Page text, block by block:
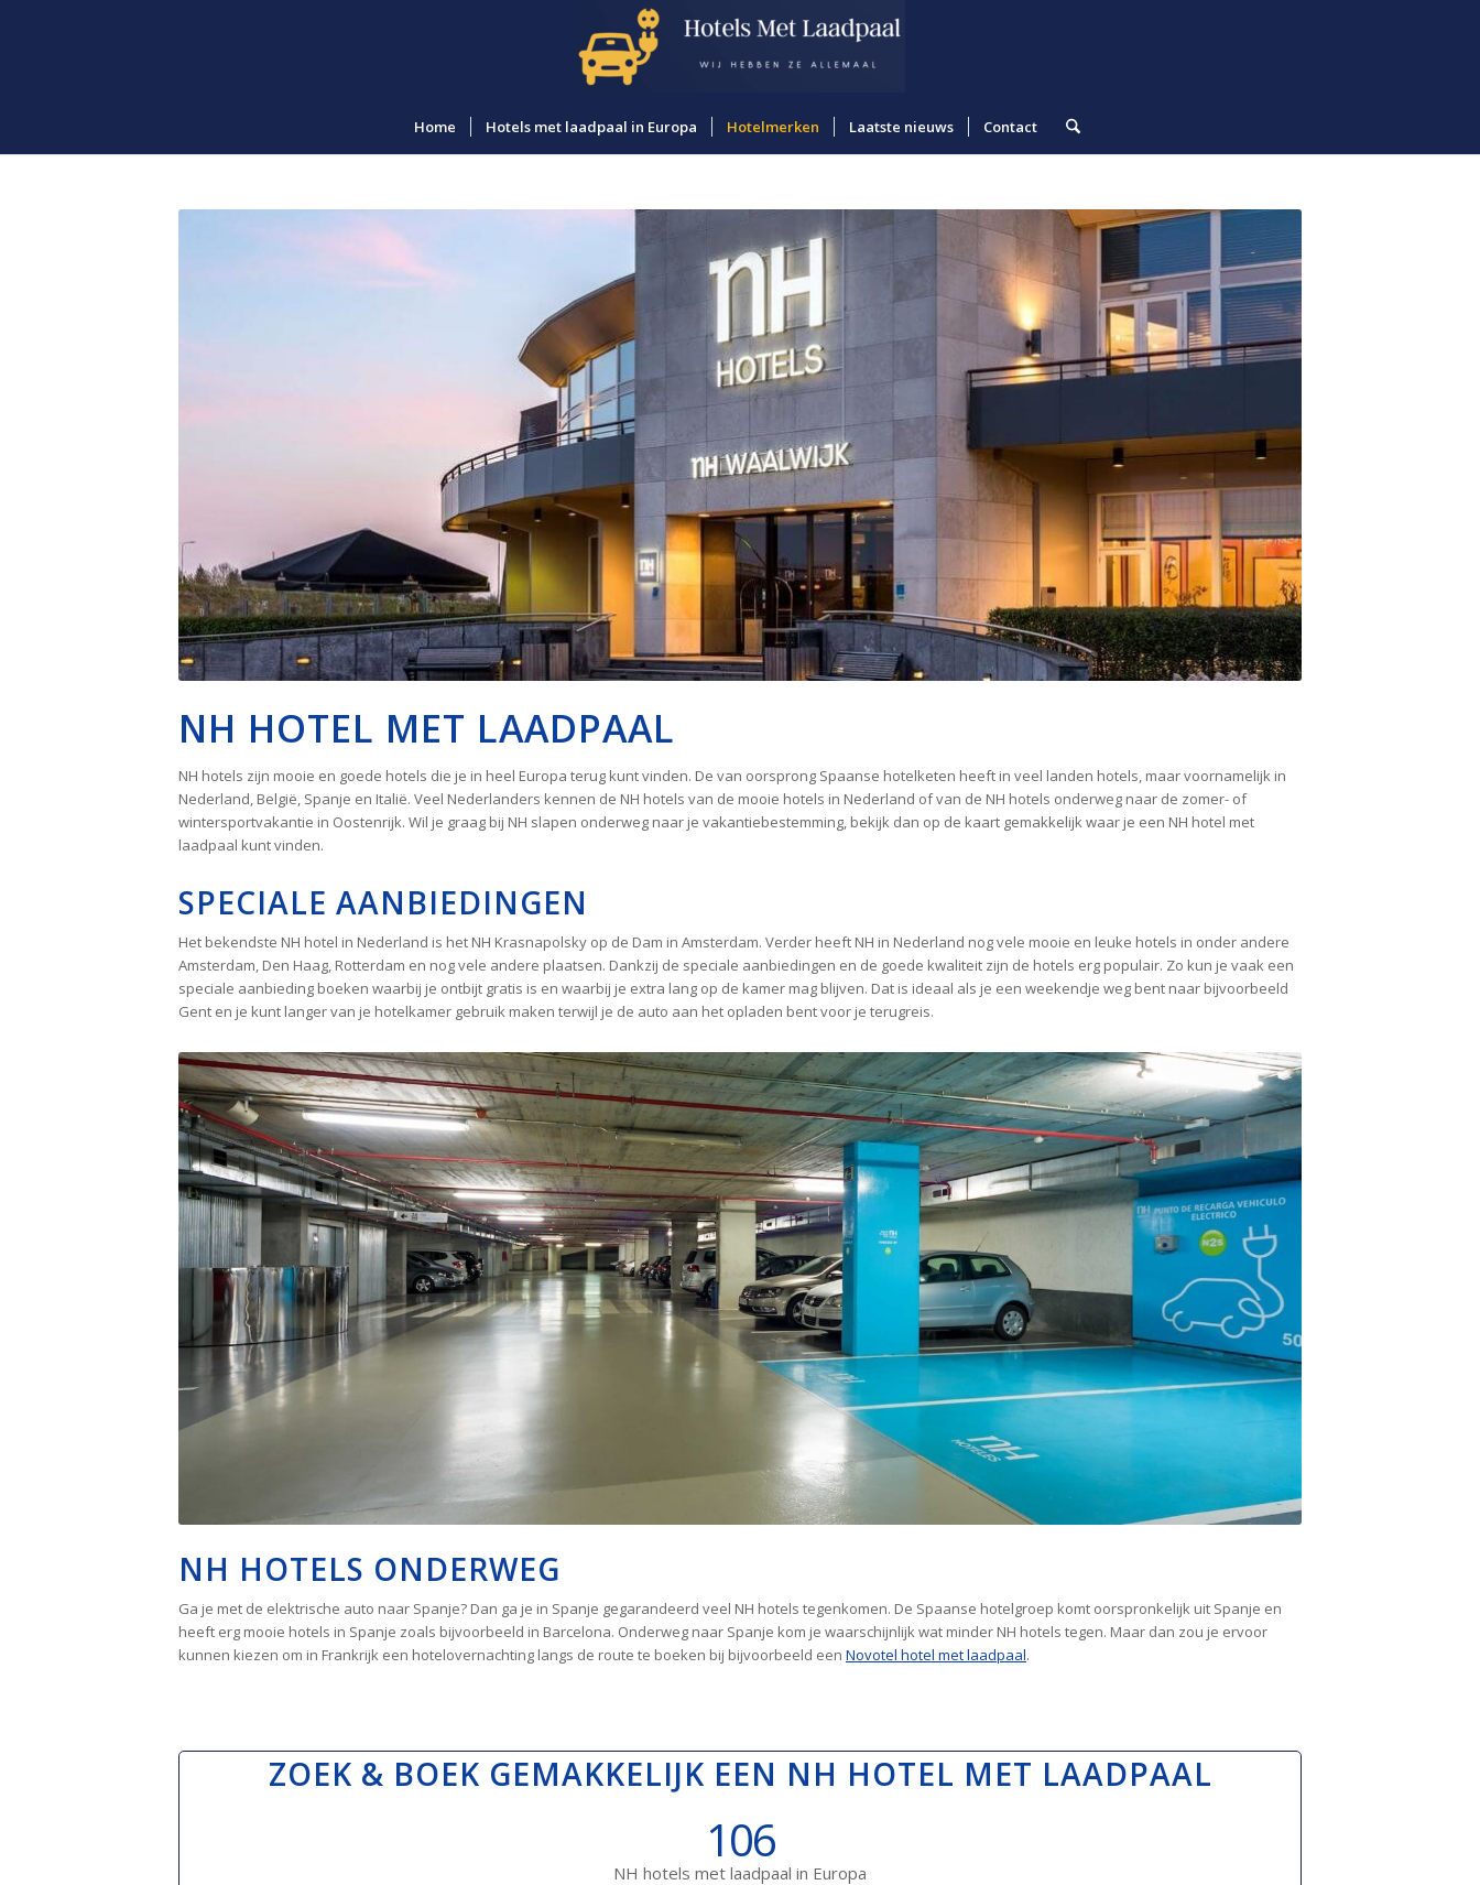
Home Hotels met laadpaal in Europa Hotelmerken Laatste nieuws Contact
NH HOTEL MET LAADPAAL
NH hotels zijn mooie en goede hotels die je in heel Europa terug kunt vinden. De van oorsprong Spaanse hotelketen heeft in veel landen hotels, maar voornamelijk in
Nederland, België, Spanje en Italië. Veel Nederlanders kennen de NH hotels van de mooie hotels in Nederland of van de NH hotels onderweg naar de zomer- of
wintersportvakantie in Oostenrijk. Wil je graag bij NH slapen onderweg naar je vakantiebestemming, bekijk dan op de kaart gemakkelijk waar je een NH hotel met
laadpaal kunt vinden.
SPECIALE AANBIEDINGEN
Het bekendste NH hotel in Nederland is het NH Krasnapolsky op de Dam in Amsterdam. Verder heeft NH in Nederland nog vele mooie en leuke hotels in onder andere
Amsterdam, Den Haag, Rotterdam en nog vele andere plaatsen. Dankzij de speciale aanbiedingen en de goede kwaliteit zijn de hotels erg populair. Zo kun je vaak een
speciale aanbieding boeken waarbij je ontbijt gratis is en waarbij je extra lang op de kamer mag blijven. Dat is ideaal als je een weekendje weg bent naar bijvoorbeeld
Gent en je kunt langer van je hotelkamer gebruik maken terwijl je de auto aan het opladen bent voor je terugreis.
NH HOTELS ONDERWEG
Ga je met de elektrische auto naar Spanje? Dan ga je in Spanje gegarandeerd veel NH hotels tegenkomen. De Spaanse hotelgroep komt oorspronkelijk uit Spanje en
heeft erg mooie hotels in Spanje zoals bijvoorbeeld in Barcelona. Onderweg naar Spanje kom je waarschijnlijk wat minder NH hotels tegen. Maar dan zou je ervoor
kunnen kiezen om in Frankrijk een hotelovernachting langs de route te boeken bij bijvoorbeeld een Novotel hotel met laadpaal.
ZOEK & BOEK GEMAKKELIJK EEN NH HOTEL MET LAADPAAL
106
NH hotels met laadpaal in Europa